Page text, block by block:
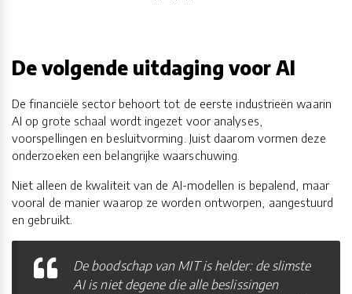
De volgende uitdaging voor AI
De financiële sector behoort tot de eerste industrieën waarin
AI op grote schaal wordt ingezet voor analyses,
voorspellingen en besluitvorming. Juist daarom vormen deze
onderzoeken een belangrijke waarschuwing.
Niet alleen de kwaliteit van de AI-modellen is bepalend, maar
vooral de manier waarop ze worden ontworpen, aangestuurd
en gebruikt.
De boodschap van MIT is helder: de slimste
AI is niet degene die alle beslissingen